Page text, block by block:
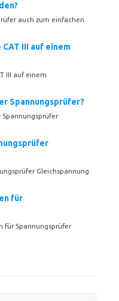
auch zum einfachen
III auf einem
III auf einem
Spannungsprüfer?
Gleichspannung
für
für Spannungsprüfer